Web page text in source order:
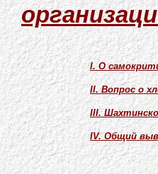
I. О
II. Вопрос о
III.
IV. Общий